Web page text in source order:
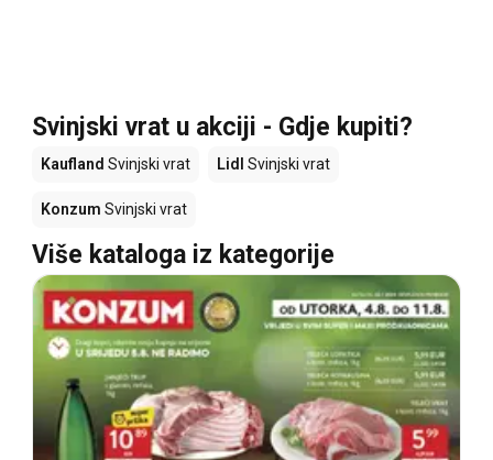
Svinjski vrat u akciji - Gdje kupiti?
Kaufland Svinjski vrat Lidl Svinjski vrat
Konzum Svinjski vrat
Više kataloga iz kategorije